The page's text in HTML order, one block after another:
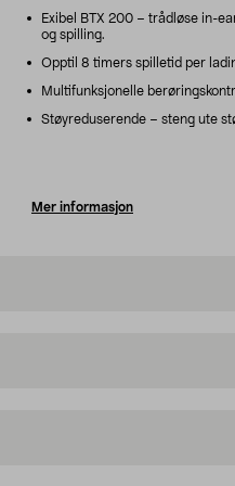
Exibel BTX 200 – trådløse in-
og spilling.
Opptil 8 timers spilletid per
Multifunksjonelle
Støyreduserende – steng ute
Mer informasjon